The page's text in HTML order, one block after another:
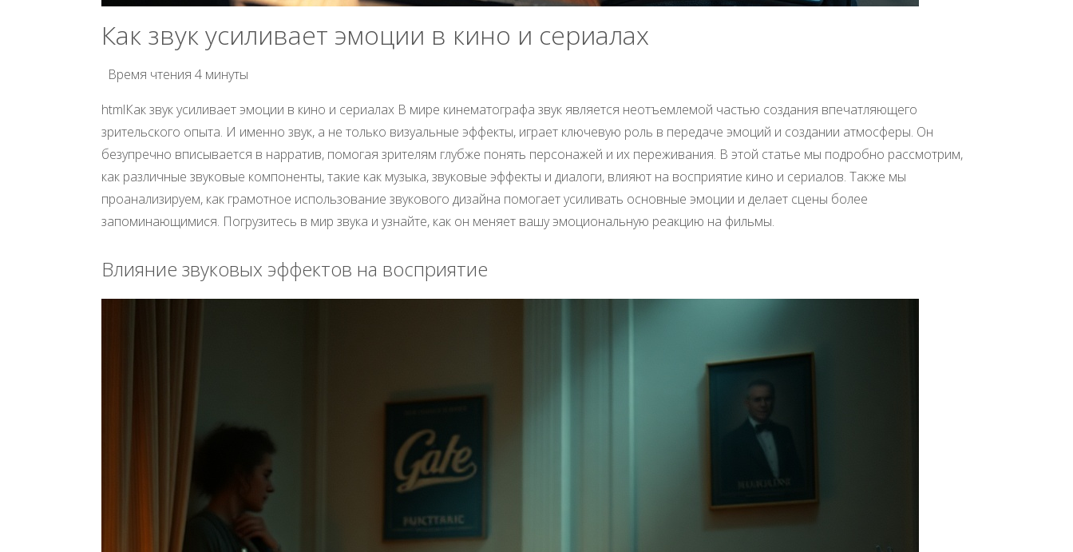
Как звук усиливает эмоции в кино и сериалах
Время чтения 4 минуты
htmlКак звук усиливает эмоции в кино и сериалах В мире кинематографа звук является неотъемлемой частью создания впечатляющего
зрительского опыта. И именно звук, а не только визуальные эффекты, играет ключевую роль в передаче эмоций и создании атмосферы. Он
безупречно вписывается в нарратив, помогая зрителям глубже понять персонажей и их переживания. В этой статье мы подробно рассмотрим,
как различные звуковые компоненты, такие как музыка, звуковые эффекты и диалоги, влияют на восприятие кино и сериалов. Также мы
проанализируем, как грамотное использование звукового дизайна помогает усиливать основные эмоции и делает сцены более
запоминающимися. Погрузитесь в мир звука и узнайте, как он меняет вашу эмоциональную реакцию на фильмы.
Влияние звуковых эффектов на восприятие